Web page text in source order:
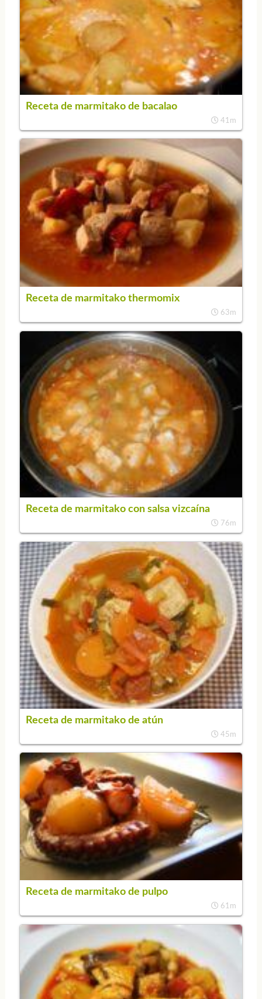
Receta de marmitako de bacalao
41m
Receta de marmitako thermomix
63m
Receta de marmitako con salsa vizcaína
76m
Receta de marmitako de atún
45m
Receta de marmitako de pulpo
61m